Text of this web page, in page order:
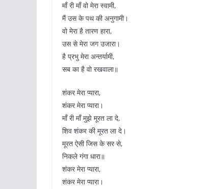
माँ री माँ वो मेरा स्वामी,
मैं उस के पथ की अनुगामी।
वो मेरा है तारण हारा,
उस से मेरा जग उजारा।
है प्रभु मेरा अन्तर्यामी,
सब का है वो रखवाला॥
शंकर मेरा प्यारा,
शंकर मेरा प्यारा।
माँ री माँ मुझे मूरत ला दे,
शिव शंकर की मूरत ला दे।
मूरत ऐसी जिस के सर से,
निकले गंगा धारा॥
शंकर मेरा प्यारा,
शंकर मेरा प्यारा।